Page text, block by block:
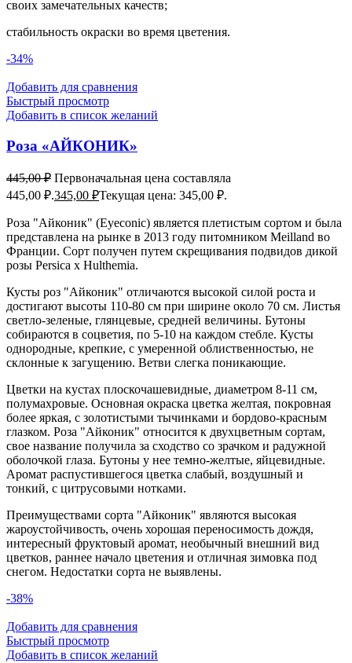
своих замечательных качеств;
стабильность окраски во время цветения.
-34%
Добавить для сравнения
Быстрый просмотр
Добавить в список желаний
Роза «АЙКОНИК»
445,00₽ Первоначальная цена составляла
445,00 ₽.345,00 ₽Текущая цена: 345,00 ₽.
Роза "Айконик" (Eyeconic) является плетистым сортом и была
представлена на рынке в 2013 году питомником Meilland во
Франции. Сорт получен путем скрещивания подвидов дикой
розы Persica x Hulthemia.
Кусты роз "Айконик" отличаются высокой силой роста и
достигают высоты 110-80 см при ширине около 70 см. Листья
светло-зеленые, глянцевые, средней величины. Бутоны
собираются в соцветия, по 5-10 на каждом стебле. Кусты
однородные, крепкие, с умеренной облиственностью, не
склонные к загущению. Ветви слегка поникающие.
Цветки на кустах плоскочашевидные, диаметром 8-11 см,
полумахровые. Основная окраска цветка желтая, покровная
более яркая, с золотистыми тычинками и бордово-красным
глазком. Роза "Айконик" относится к двухцветным сортам,
свое название получила за сходство со зрачком и радужной
оболочкой глаза. Бутоны у нее темно-желтые, яйцевидные.
Аромат распустившегося цветка слабый, воздушный и
тонкий, с цитрусовыми нотками.
Преимуществами сорта "Айконик" являются высокая
жароустойчивость, очень хорошая переносимость дождя,
интересный фруктовый аромат, необычный внешний вид
цветков, раннее начало цветения и отличная зимовка под
снегом. Недостатки сорта не выявлены.
-38%
Добавить для сравнения
Быстрый просмотр
Добавить в список желаний